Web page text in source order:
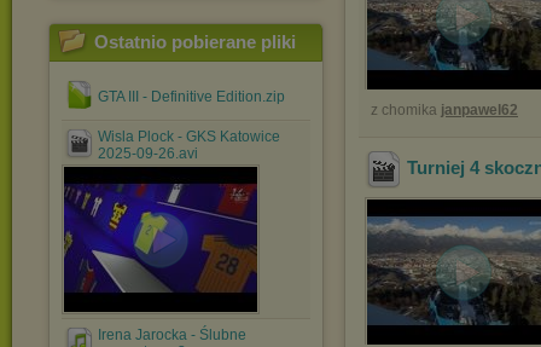
Ostatnio pobierane pliki
GTA III - Definitive Edition.zip
Wisla Plock - GKS Katowice
2025-09-26.avi
Irena Jarocka - Ślubne
z chomika janpawel62
Turniej 4